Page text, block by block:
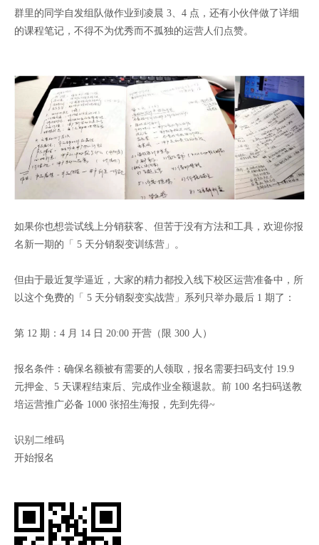
群里的同学自发组队做作业到凌晨 3、4 点，还有小伙伴做了详细
的课程笔记，不得不为优秀而不孤独的运营人们点赞。
如果你也想尝试线上分销获客、但苦于没有方法和工具，欢迎你报
名新一期的「 5 天分销裂变训练营」。
但由于最近复学逼近，大家的精力都投入线下校区运营准备中，所
以这个免费的「 5 天分销裂变实战营」系列只举办最后 1 期了：
第 12 期：4 月 14 日 20:00 开营（限 300 人）
报名条件：确保名额被有需要的人领取，报名需要扫码支付 19.9
元押金、5 天课程结束后、完成作业全额退款。前 100 名扫码送教
培运营推广必备 1000 张招生海报，先到先得~
识别二维码
开始报名